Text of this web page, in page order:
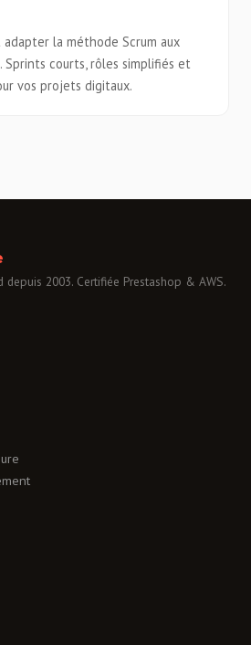
la méthode Scrum aux
courts, rôles simplifiés et
vos projets digitaux.
2003. Certifiée Prestashop & AWS.